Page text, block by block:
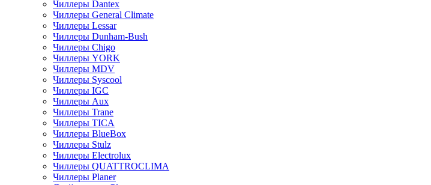
Чиллеры Dantex
Чиллеры General Climate
Чиллеры Lessar
Чиллеры Dunham-Bush
Чиллеры Chigo
Чиллеры YORK
Чиллеры MDV
Чиллеры Syscool
Чиллеры IGC
Чиллеры Aux
Чиллеры Trane
Чиллеры TICA
Чиллеры BlueBox
Чиллеры Stulz
Чиллеры Electrolux
Чиллеры QUATTROCLIMA
Чиллеры Planer